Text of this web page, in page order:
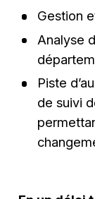
Gestion
Analyse
Piste
de suivi